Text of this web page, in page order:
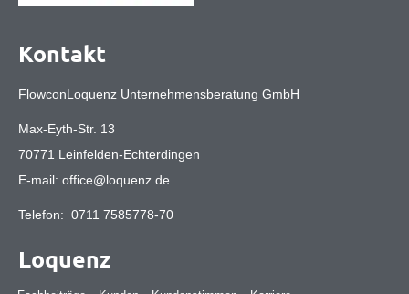
Kontakt
FlowconLoquenz Unternehmensberatung GmbH
Max-Eyth-Str. 13
70771 Leinfelden-Echterdingen
E-mail: office@loquenz.de
Telefon: 0711 7585778-70
Loquenz